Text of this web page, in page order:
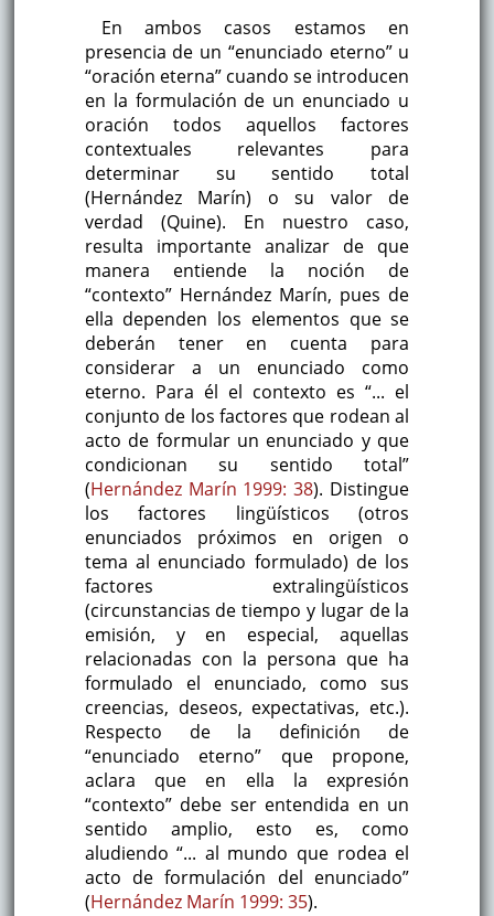
En ambos casos estamos en
presencia de un “enunciado eterno” u
“oración eterna” cuando se introducen
en la formulación de un enunciado u
oración todos aquellos factores
contextuales relevantes para
determinar su sentido total
(Hernández Marín) o su valor de
verdad (Quine). En nuestro caso,
resulta importante analizar de que
manera entiende la noción de
“contexto” Hernández Marín, pues de
ella dependen los elementos que se
deberán tener en cuenta para
considerar a un enunciado como
eterno. Para él el contexto es “... el
conjunto de los factores que rodean al
acto de formular un enunciado y que
condicionan su sentido total”
(Hernández Marín 1999: 38). Distingue
los factores lingüísticos (otros
enunciados próximos en origen o
tema al enunciado formulado) de los
factores extralingüísticos
(circunstancias de tiempo y lugar de la
emisión, y en especial, aquellas
relacionadas con la persona que ha
formulado el enunciado, como sus
creencias, deseos, expectativas, etc.).
Respecto de la definición de
“enunciado eterno” que propone,
aclara que en ella la expresión
“contexto” debe ser entendida en un
sentido amplio, esto es, como
aludiendo “... al mundo que rodea el
acto de formulación del enunciado”
(Hernández Marín 1999: 35).